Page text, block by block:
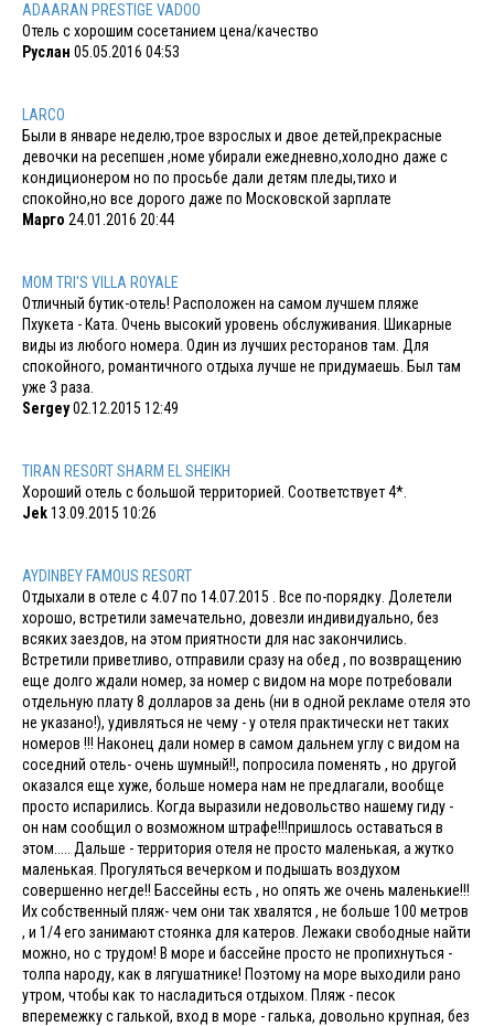
ADAARAN PRESTIGE VADOO
Отель с хорошим сосетанием цена/качество
Руслан 05.05.2016 04:53
LARCO
Были в январе неделю,трое взрослых и двое детей,прекрасные
девочки на ресепшен ,номе убирали ежедневно,холодно даже с
кондиционером но по просьбе дали детям пледы,тихо и
спокойно,но все дорого даже по Московской зарплате
Марго 24.01.2016 20:44
MOM TRI'S VILLA ROYALE
Отличный бутик-отель! Расположен на самом лучшем пляже
Пхукета - Ката. Очень высокий уровень обслуживания. Шикарные
виды из любого номера. Один из лучших ресторанов там. Для
спокойного, романтичного отдыха лучше не придумаешь. Был там
уже 3 раза.
Sergey02.12.2015 12:49
TIRAN RESORT SHARM EL SHEIKH
Хороший отель с большой территорией. Соответствует 4*.
Jek13.09.2015 10:26
AYDINBEY FAMOUS RESORT
Отдыхали в отеле с 4.07 по 14.07.2015 . Все по-порядку. Долетели
хорошо, встретили замечательно, довезли индивидуально, без
всяких заездов, на этом приятности для нас закончились.
Встретили приветливо, отправили сразу на обед , по возвращению
еще долго ждали номер, за номер с видом на море потребовали
отдельную плату 8 долларов за день (ни в одной рекламе отеля это
не указано!), удивляться не чему - у отеля практически нет таких
номеров !!! Наконец дали номер в самом дальнем углу с видом на
соседний отель- очень шумный!!, попросила поменять , но другой
оказался еще хуже, больше номера нам не предлагали, вообще
просто испарились. Когда выразили недовольство нашему гиду -
он нам сообщил о возможном штрафе!!!пришлось оставаться в
этом..... Дальше - территория отеля не просто маленькая, а жутко
маленькая. Прогуляться вечерком и подышать воздухом
совершенно негде!! Бассейны есть , но опять же очень маленькие!!!
Их собственный пляж- чем они так хвалятся , не больше 100 метров
, и 1/4 его занимают стоянка для катеров. Лежаки свободные найти
можно, но с трудом! В море и бассейне просто не пропихнуться -
толпа народу, как в лягушатнике! Поэтому на море выходили рано
утром, чтобы как то насладиться отдыхом. Пляж - песок
вперемежку с галькой, вход в море - галька, довольно крупная, без